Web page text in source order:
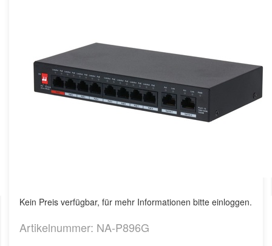
Kein Preis verfügbar, für mehr Informationen bitte einloggen.
Artikelnummer: NA-P896G